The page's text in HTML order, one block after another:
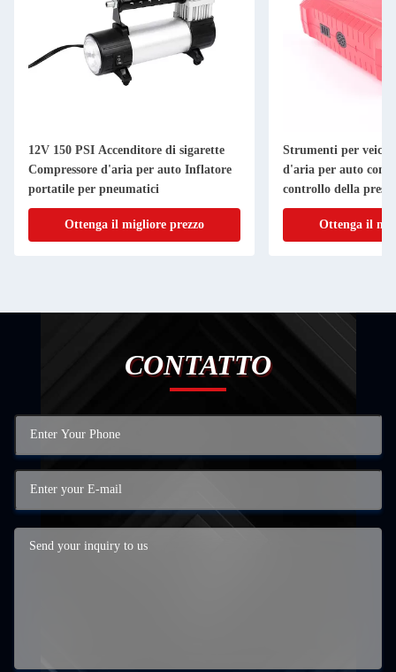
12V 150 PSI Accenditore di sigarette
Compressore d'aria per auto Inflatore
portatile per pneumatici
Ottenga il migliore prezzo
Strumenti per
d'aria per auto con
controllo della
Ottenga il
CONTATTO